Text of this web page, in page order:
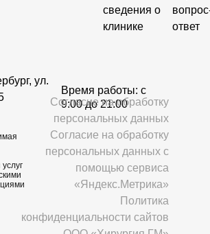
сведения о
клинике
ответ
ул.
Время работы: c
9:00 до 21:00
Согласие на обработку
персональных данных
Согласие на обработку
персональных данных с
помощью сервиса
«Яндекс.Метрика»
Политика
конфиденциальности сайтов